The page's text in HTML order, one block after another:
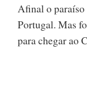
Afinal o
Portugal. Mas
para chegar ao